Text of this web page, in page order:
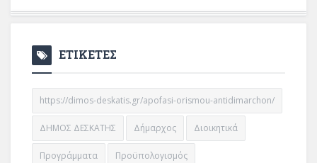
ΕΤΙΚΕΤΕΣ
https://dimos-deskatis.gr/apofasi-orismou-antidimarchon/
ΔΗΜΟΣ ΔΕΣΚΑΤΗΣ Δήμαρχος Διοικητικά
Προγράμματα Προϋπολογισμός